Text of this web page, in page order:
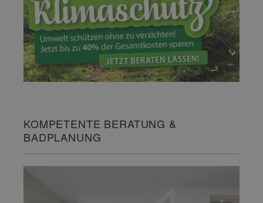
KOMPETENTE BERATUNG &
BADPLANUNG